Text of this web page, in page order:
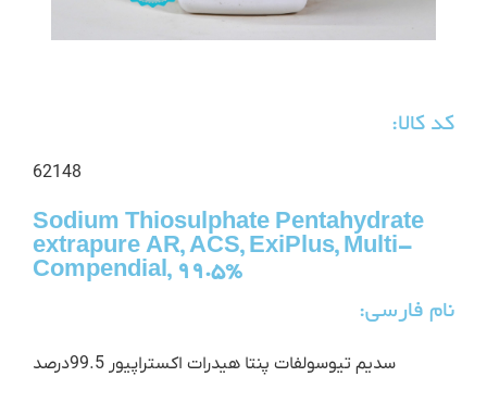
کد کالا:
62148
Sodium Thiosulphate Pentahydrate
extrapure AR, ACS, ExiPlus, Multi-
Compendial, 99.5%
نام فارسی:
سدیم تیوسولفات پنتا هیدرات اکستراپیور 99.5درصد